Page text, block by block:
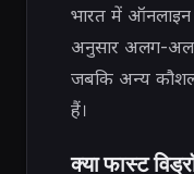
भारत में ऑनलाइन
अनुसार अलग-
जबकि अन्य
हैं।
क्या फास्ट